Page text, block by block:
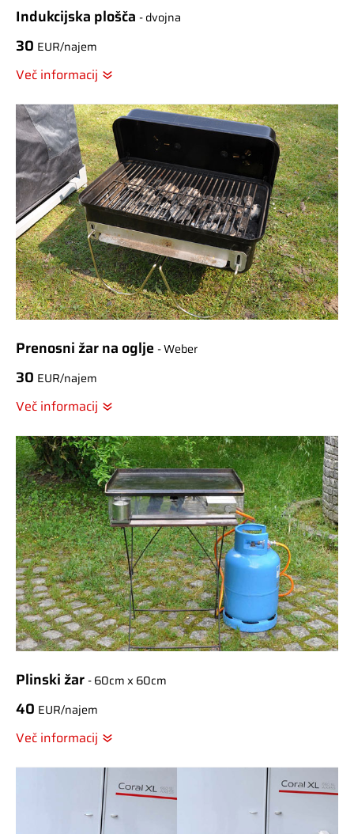
Indukcijska plošča - dvojna
30 EUR/najem
Več informacij
Prenosni žar na oglje - Weber
30 EUR/najem
Več informacij
Plinski žar- 60cm x 60cm
40 EUR/najem
Več informacij